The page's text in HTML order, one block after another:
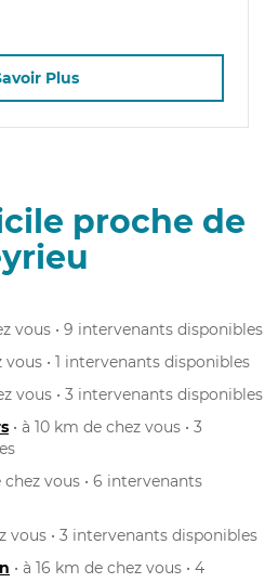
Plus
proche de
vous • 9 intervenants disponibles
vous • 1 intervenants disponibles
vous • 3 intervenants disponibles
• à 10 km de chez vous • 3
chez vous • 6 intervenants
vous • 3 intervenants disponibles
• à 16 km de chez vous • 4